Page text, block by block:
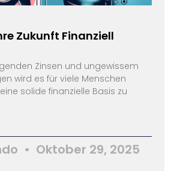
Zukunft Finanziell
Zinsen und ungewissem
wird es für viele Menschen
solide finanzielle Basis zu
Oktober 29, 2025